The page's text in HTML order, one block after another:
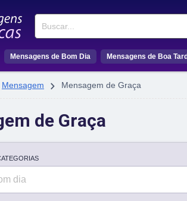
Buscar
Mensagens de Bom Dia Mensagens de Boa
Mensagem  Mensagem de Graça
de Graça